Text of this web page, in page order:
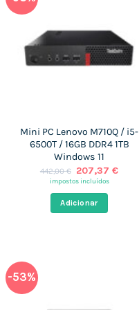
Mini PC Lenovo M710Q / i5-
6500T / 16GB DDR4 1TB
Windows 11
442,00€ O
preço
era:
442,00 €.
207,37€O
impostos incluídos
Adicionar
-53%